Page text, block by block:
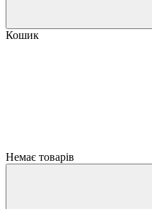
Кошик
Немає товарів